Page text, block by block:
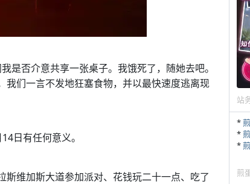
是否介意共享一张桌子。我饿死了，随她去吧。
们一言不发地狂塞食物，并以最快速度逃离现
日有任何意义。
维加斯大道参加派对、花钱玩二十一点、吃了
站
*
*
*
煎